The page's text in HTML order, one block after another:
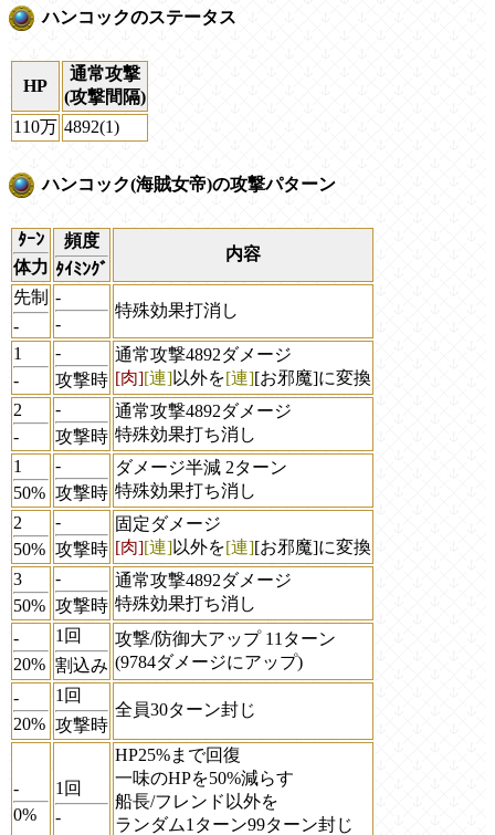
ハンコックのステータス
HP
通常攻撃
(攻撃間隔)
110万 4892(1)
ハンコック(海賊女帝)の攻撃パターン
ﾀｰﾝ
体力
頻度
ﾀｲﾐﾝｸﾞ
内容
先制
-
-
-
特殊効果打消し
1
-
-
攻撃時
通常攻撃4892ダメージ
[肉][連]以外を[連][お邪魔]に変換
2
-
-
攻撃時
通常攻撃4892ダメージ
特殊効果打ち消し
1
50%
-
攻撃時
ダメージ半減 2ターン
特殊効果打ち消し
2
50%
-
攻撃時
固定ダメージ
[肉][連]以外を[連][お邪魔]に変換
3
50%
-
攻撃時
通常攻撃4892ダメージ
特殊効果打ち消し
-
20%
1回
割込み
攻撃/防御大アップ 11ターン
(9784ダメージにアップ)
-
20%
1回
攻撃時
全員30ターン封じ
-
0%
1回
-
HP25%まで回復
一味のHPを50%減らす
船長/フレンド以外を
ランダム1ターン99ターン封じ